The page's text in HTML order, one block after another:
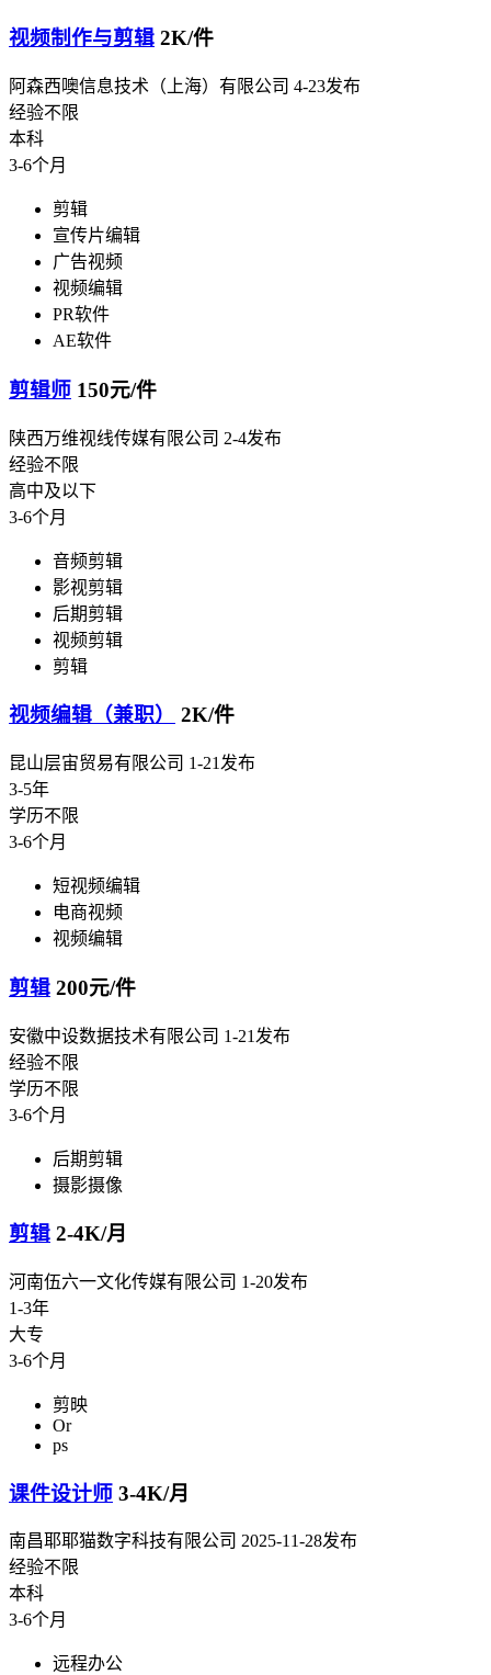
视频制作与剪辑 2K/件
阿森西噢信息技术（上海）有限公司 4-23发布
经验不限
本科
3-6个月
剪辑
宣传片编辑
广告视频
视频编辑
PR软件
AE软件
剪辑师 150元/件
陕西万维视线传媒有限公司 2-4发布
经验不限
高中及以下
3-6个月
音频剪辑
影视剪辑
后期剪辑
视频剪辑
剪辑
视频编辑（兼职） 2K/件
昆山层宙贸易有限公司 1-21发布
3-5年
学历不限
3-6个月
短视频编辑
电商视频
视频编辑
剪辑 200元/件
安徽中设数据技术有限公司 1-21发布
经验不限
学历不限
3-6个月
后期剪辑
摄影摄像
剪辑 2-4K/月
河南伍六一文化传媒有限公司 1-20发布
1-3年
大专
3-6个月
剪映
Or
ps
课件设计师 3-4K/月
南昌耶耶猫数字科技有限公司 2025-11-28发布
经验不限
本科
3-6个月
远程办公